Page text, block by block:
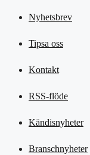
Nyhetsbrev
Tipsa oss
Kontakt
RSS-flöde
Kändisnyheter
Branschnyheter